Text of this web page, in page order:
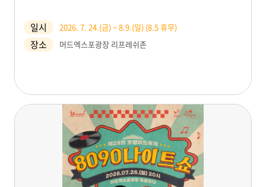
일시 2026. 7. 24.(금) ~ 8.9.(일) (8.5 휴무)
장소 머드엑스포광장 리프레쉬존